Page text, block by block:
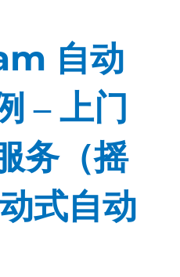
自动
– 上门
务（摇
式自动